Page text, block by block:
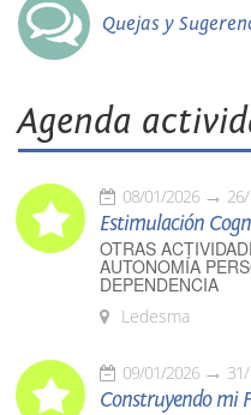
Quejas y
Agenda
08/01/2026
Estimulación
OTRAS
AUTONOMÍA
DEPENDENCIA
Ledesma
09/01/2026
Construyendo mi